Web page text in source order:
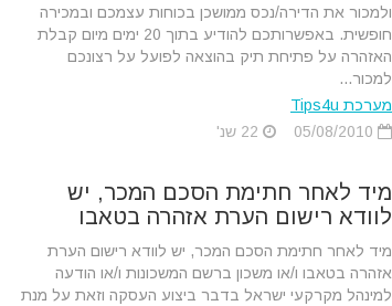
ולמכור את הדירה/נכס ממושכן בכוחות עצמכם ובמכירה
חופשית. באפשרותכם להודיע בתוך 20 ימים מיום קבלת
האזהרה על פתיחת תיק בהוצאה לפועל על רצונכם
למכור...
מערכת Tips4u
מיד לאחר חתימת הסכם המכר, יש
לוודא רישום הערת אזהרה בטאבו
מיד לאחר חתימת הסכם המכר, יש לוודא רישום הערת
אזהרה בטאבו ו/או משכון ברשם המשכונות ו/או הודעה
למינהל מקרקעי ישראל בדבר ביצוע העסקה וזאת על מנת